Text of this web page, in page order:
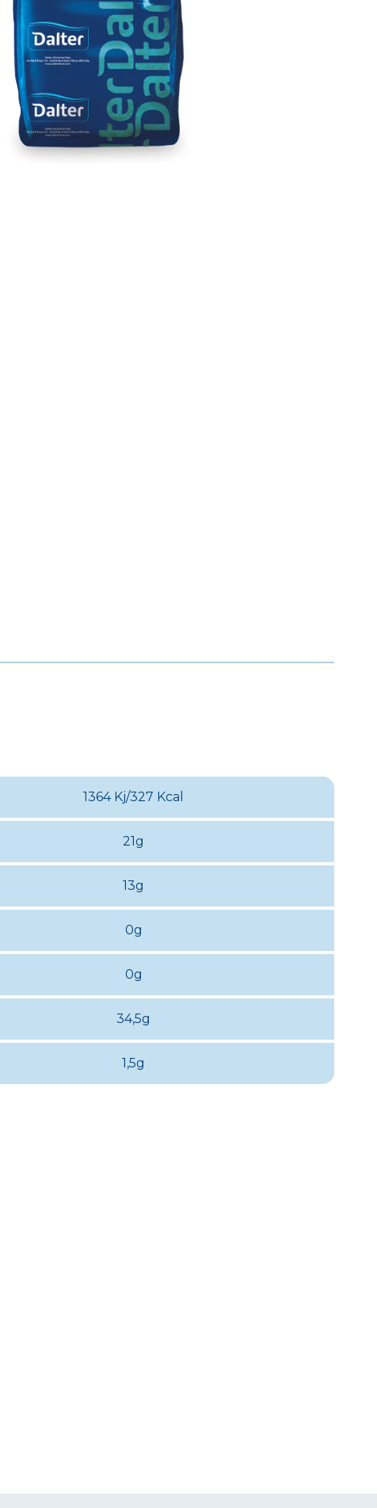
1364 Kj/327 Kcal
21g
13g
0g
0g
34,5g
1,5g